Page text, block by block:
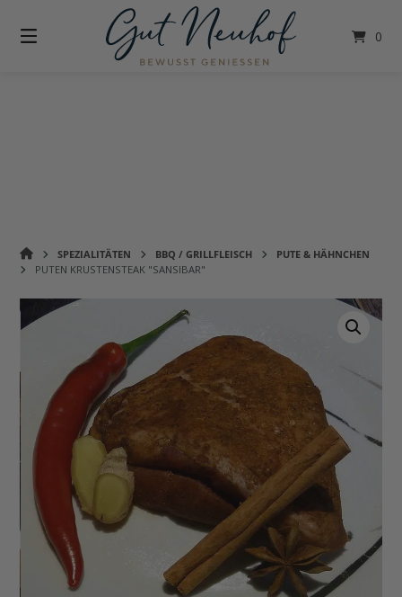
zum
Inhalt
0
GUT
NEUHOF
SPEZIALITÄTEN BBQ / GRILLFLEISCH
PUTE & HÄHNCHEN
PUTEN KRUSTENSTEAK "SANSIBAR"